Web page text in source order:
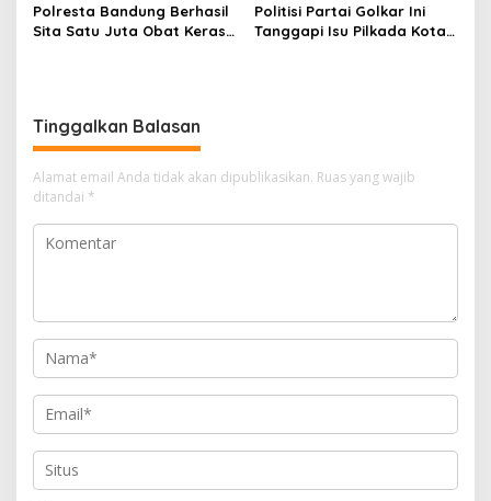
Polresta Bandung Berhasil
Sita Satu Juta Obat Keras
Politisi Partai Golkar Ini
Tanggapi Isu Pilkada Kota
Tinggalkan Balasan
Alamat email Anda tidak akan dipublikasikan. Ruas yang wajib
ditandai *